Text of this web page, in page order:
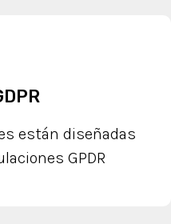
están diseñadas
GPDR